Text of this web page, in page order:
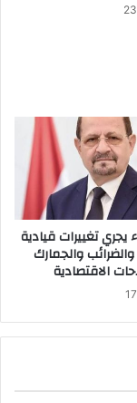
يجري تغييرات قيادية
والجمارك
الاقتصادية